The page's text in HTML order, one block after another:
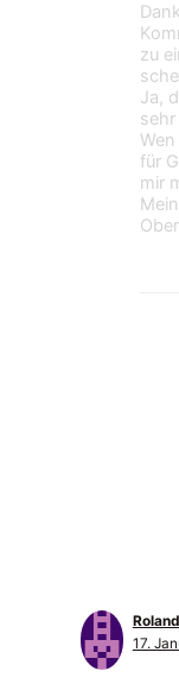
zu
Ja,
für
mir
Roland
17.